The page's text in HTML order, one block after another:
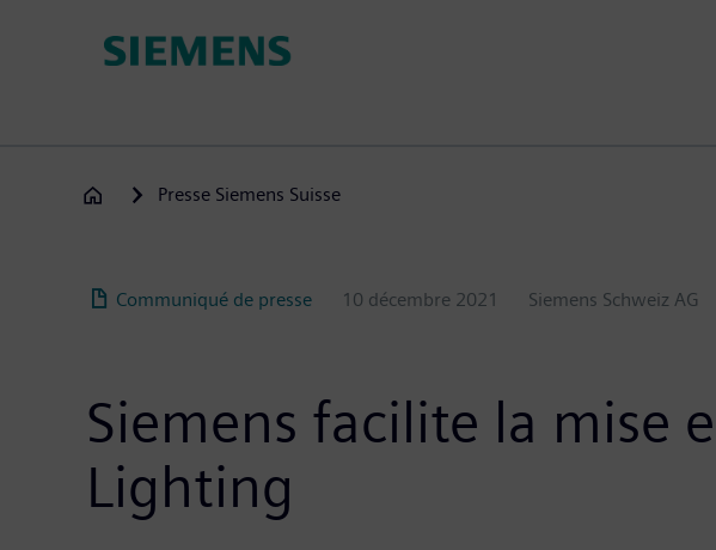
Presse Siemens Suisse
Communiqué de presse 10 décembre 2021 Siemens Schweiz AG
Siemens facilite la mise
Lighting